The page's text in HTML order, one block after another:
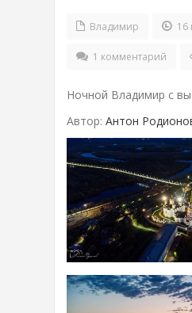
Владимир 16
1 комментарий
Ночной Владимир с
Автор: Антон